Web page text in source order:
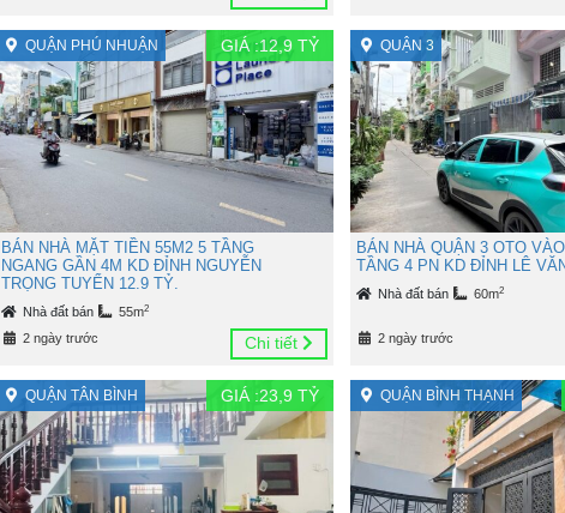
QUẬN PHÚ NHUẬN GIÁ :12,9 TỶ
BÁN NHÀ MẶT TIỀN 55M2 5 TẦNG
NGANG GẦN 4M KD ĐỈNH NGUYỄN
TRỌNG TUYỂN 12.9 TỶ.
Nhà đất bán 55m2
2 ngày trước Chi tiết
QUẬN 3
BÁN NHÀ QUẬN 3 OTO
TẦNG 4 PN KD ĐỈNH LÊ
Nhà đất bán 60m2
2 ngày trước
QUẬN TÂN BÌNH GIÁ :23,9 TỶ QUẬN BÌNH THẠNH